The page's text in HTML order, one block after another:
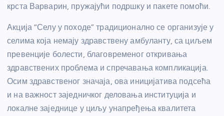
крста Варварин, пружајући подршку и пакете помоћи.
Акција “Селу у походе” традиционално се организује у
селима која немају здравствену амбуланту, са циљем
превенције болести, благовременог откривања
здравствених проблема и спречавања компликација.
Осим здравственог значаја, ова иницијатива подсећа
и на важност заједничког деловања институција и
локалне заједнице у циљу унапређења квалитета